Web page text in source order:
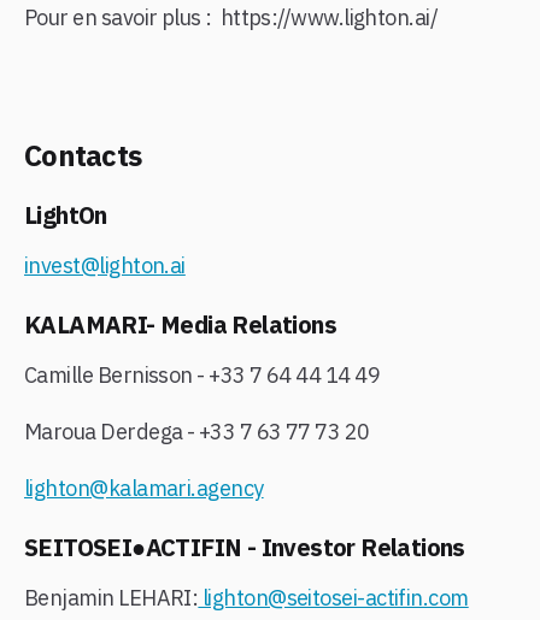
Pour en savoir plus : https://www.lighton.ai/
Contacts
LightOn
invest@lighton.ai
KALAMARI- Media Relations
Camille Bernisson - +33 7 64 44 14 49
Maroua Derdega - +33 7 63 77 73 20
lighton@kalamari.agency
SEITOSEI●ACTIFIN - Investor Relations
Benjamin LEHARI: lighton@seitosei-actifin.com